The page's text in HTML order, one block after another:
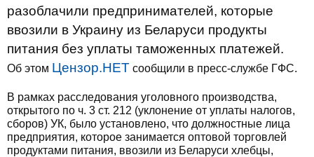
разоблачили предпринимателей, которые
ввозили в Украину из Беларуси продукты
питания без уплаты таможенных платежей.
Об этом Цензор.НЕТ сообщили в пресс-службе ГФС.
В рамках расследования уголовного производства,
открытого по ч. 3 ст. 212 (уклонение от уплаты налогов,
сборов) УК, было установлено, что должностные лица
предприятия, которое занимается оптовой торговлей
продуктами питания, ввозили из Беларуси хлебцы,